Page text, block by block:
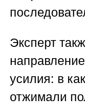
Эксперт
усилия: в
отжимали